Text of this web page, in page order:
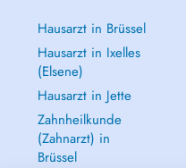
Hausarzt in Brüssel
Hausarzt in Ixelles
(Elsene)
Hausarzt in Jette
Zahnheilkunde
(Zahnarzt) in
Brüssel